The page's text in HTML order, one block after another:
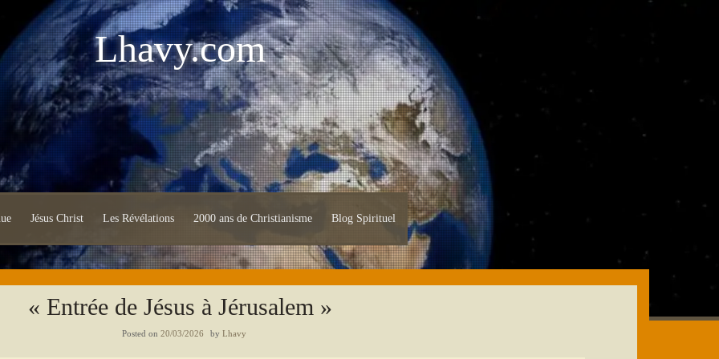
Lhavy.com
Jésus Christ Les Révélations 2000 ans de Christianisme Blog Spirituel
« Entrée de Jésus à Jérusalem »
Posted on 20/03/2026 by Lhavy